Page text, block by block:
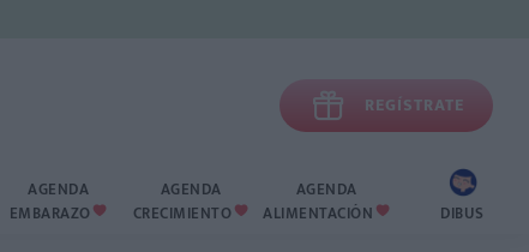
 REGÍSTRATE
AGENDA
EMBARAZO 
AGENDA
CRECIMIENTO 
AGENDA
ALIMENTACIÓN  DIBUS